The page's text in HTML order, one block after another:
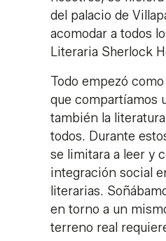
del palacio de
acomodar a todos
Literaria Sherlock
Todo empezó
que compartíamos
también la
todos. Durante
se limitara a leer y
integración social
literarias.
en torno a un
terreno real